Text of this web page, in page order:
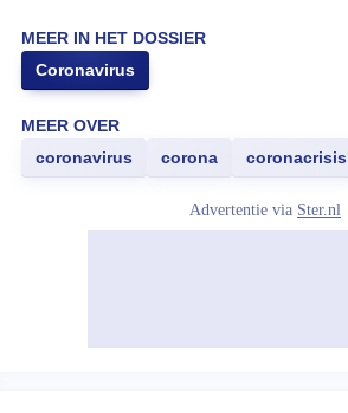
MEER IN HET DOSSIER
Coronavirus
MEER OVER
coronavirus
corona coronacrisis
Advertentie via Ster.nl